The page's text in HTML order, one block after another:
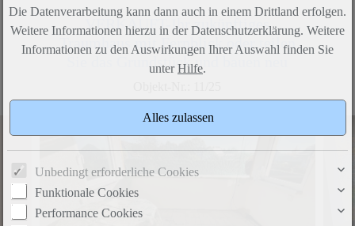
VERKAUFT-Ihr zukünftiges
Traumhaus mit Fernblick oder teilen
Sie das Grundstück und bauen neu
Die Datenverarbeitung kann dann auch in einem Drittland erfolgen.
Weitere Informationen hierzu in der Datenschutzerklärung. Weitere
Informationen zu den Auswirkungen Ihrer Auswahl finden Sie
unterHilfe.
Unbedingt erforderliche Cookies
Funktionale Cookies
Performance Cookies